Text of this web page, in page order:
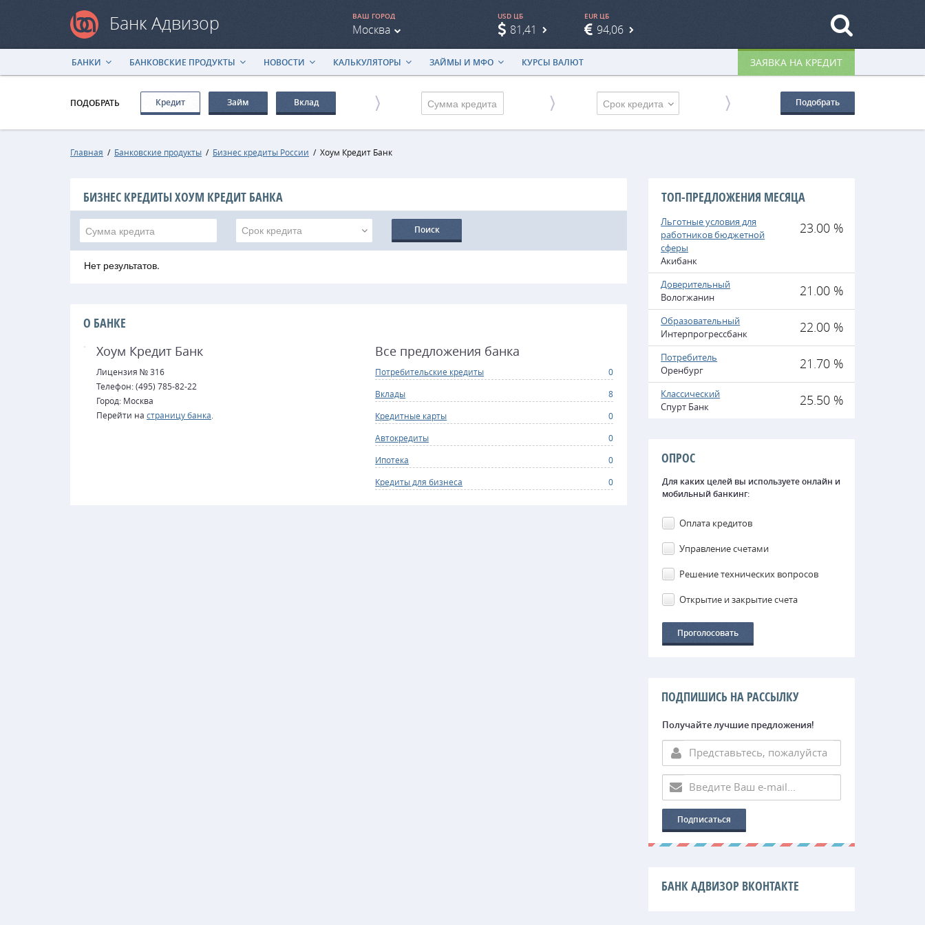
Банк Адвизор
ЗАЯВКА НА КРЕДИТ
БАНКИ БАНКОВСКИЕ ПРОДУКТЫ НОВОСТИ КАЛЬКУЛЯТОРЫ ЗАЙМЫ И МФО КУРСЫ ВАЛЮТ
ВАШ ГОРОД
Москва
USD ЦБ
81,41
EUR ЦБ
94,06
ПОДОБРАТЬ Кредит Займ Вклад Срок кредита Подобрать
Главная / Банковские продукты / Бизнес кредиты России / Хоум Кредит Банк
БИЗНЕС КРЕДИТЫ ХОУМ КРЕДИТ БАНКА
Срок кредита Поиск
Нет результатов.
О БАНКЕ
Хоум Кредит Банк
Лицензия № 316
Телефон: (495) 785-82-22
Город: Москва
Перейти на страницу банка
Все предложения банка
Потребительские кредиты
0
Вклады
8
Кредитные карты
0
Автокредиты
0
Ипотека
0
Кредиты для бизнеса
0
ТОП-ПРЕДЛОЖЕНИЯ МЕСЯЦА
Льготные условия для
работников бюджетной
сферы
Акибанк
23.00 %
Доверительный
Вологжанин
21.00 %
Образовательный
Интерпрогрессбанк
22.00 %
Потребитель
Оренбург
21.70 %
Классический
Спурт Банк
25.50 %
ОПРОС
Для каких целей вы используете онлайн и
мобильный банкинг:
Оплата кредитов
Управление счетами
Решение технических вопросов
Открытие и закрытие счета
ПОДПИШИСЬ НА РАССЫЛКУ
Получайте лучшие предложения!
БАНК АДВИЗОР ВКОНТАКТЕ